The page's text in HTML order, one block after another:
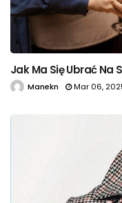
Jak Ma Się Ubrać Na
Manekn Mar 06,